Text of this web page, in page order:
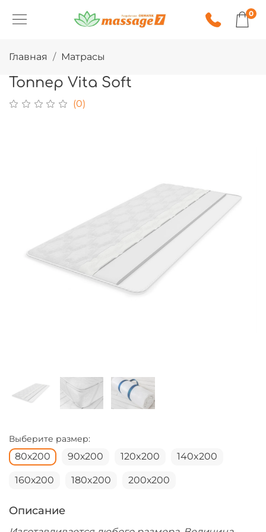
0
Главная Матрасы
Топпер Vita Soft
(0)
Выберите размер:
80х200 90х200 120x200 140x200
160х200 180x200 200х200
Описание